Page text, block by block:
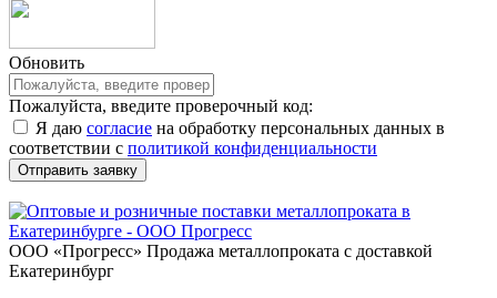
Обновить
Пожалуйста, введите проверочный код:
Я даю согласие на обработку персональных данных в
соответствии с политикой конфиденциальности
ООО «Прогресс» Продажа металлопроката с доставкой
Екатеринбург